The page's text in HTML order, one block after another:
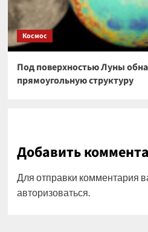
Космос
Под поверхностью Луны
прямоугольную структуру
Добавить
Для отправки комментария
авторизоваться.